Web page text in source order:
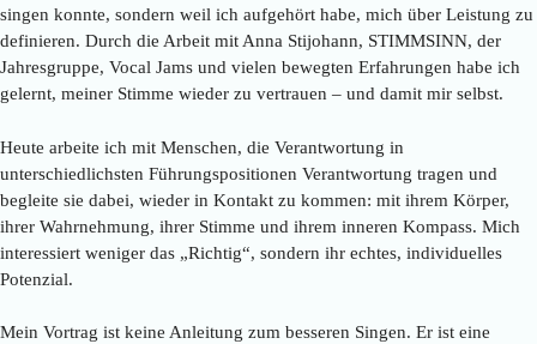
singen konnte, sondern weil ich aufgehört habe, mich über Leistung zu
definieren. Durch die Arbeit mit Anna Stijohann, STIMMSINN, der
Jahresgruppe, Vocal Jams und vielen bewegten Erfahrungen habe ich
gelernt, meiner Stimme wieder zu vertrauen – und damit mir selbst.
Heute arbeite ich mit Menschen, die Verantwortung in
unterschiedlichsten Führungspositionen Verantwortung tragen und
begleite sie dabei, wieder in Kontakt zu kommen: mit ihrem Körper,
ihrer Wahrnehmung, ihrer Stimme und ihrem inneren Kompass. Mich
interessiert weniger das „Richtig“, sondern ihr echtes, individuelles
Potenzial.
Mein Vortrag ist keine Anleitung zum besseren Singen. Er ist eine